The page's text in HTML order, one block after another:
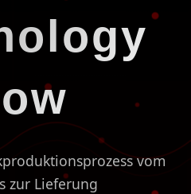
vom
zur Lieferung